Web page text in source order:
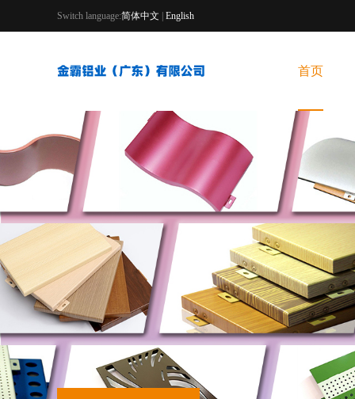
Switch language:简体中文 English
首页